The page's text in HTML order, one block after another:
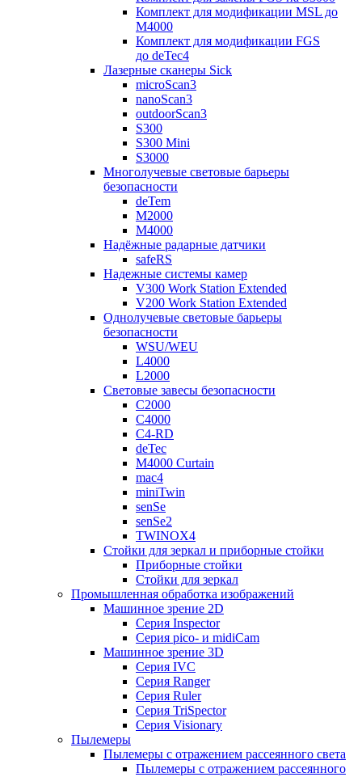
Комплект для модификации MSL до
M4000
Комплект для модификации FGS
до deTec4
Лазерные сканеры Sick
microScan3
nanoScan3
outdoorScan3
S300
S300 Mini
S3000
Многолучевые световые барьеры
безопасности
deTem
M2000
M4000
Надёжные радарные датчики
safeRS
Надежные системы камер
V300 Work Station Extended
V200 Work Station Extended
Однолучевые световые барьеры
безопасности
WSU/WEU
L4000
L2000
Световые завесы безопасности
C2000
C4000
C4-RD
deTec
M4000 Curtain
mac4
miniTwin
senSe
senSe2
TWINOX4
Стойки для зеркал и приборные стойки
Приборные стойки
Стойки для зеркал
Промышленная обработка изображений
Машинное зрение 2D
Серия Inspector
Серия pico- и midiCam
Машинное зрение 3D
Серия IVC
Серия Ranger
Серия Ruler
Серия TriSpector
Серия Visionary
Пылемеры
Пылемеры с отражением рассеянного света
Пылемеры с отражением рассеянного